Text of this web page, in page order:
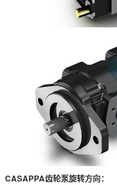
CASAPPA齿轮泵旋转方向：